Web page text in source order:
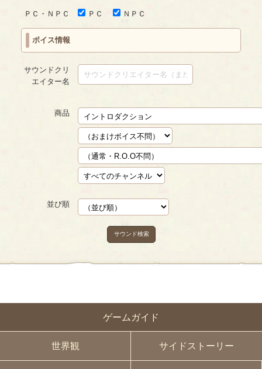
ゲームガイド
世界観 サイドストーリー
ＰＣ・ＮＰＣ ＰＣ ＮＰＣ
ボイス情報
サウンドクリ
エイター名
商品
並び順
サウンド検索